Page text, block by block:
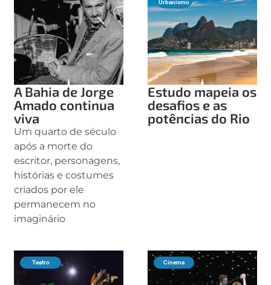
A Bahia de Jorge
Amado continua
viva
Um quarto de século
após a morte do
escritor, personagens,
histórias e costumes
criados por ele
permanecem no
imaginário
Urbanismo
Estudo mapeia os
desafios e as
potências do Rio
Teatro Cinema